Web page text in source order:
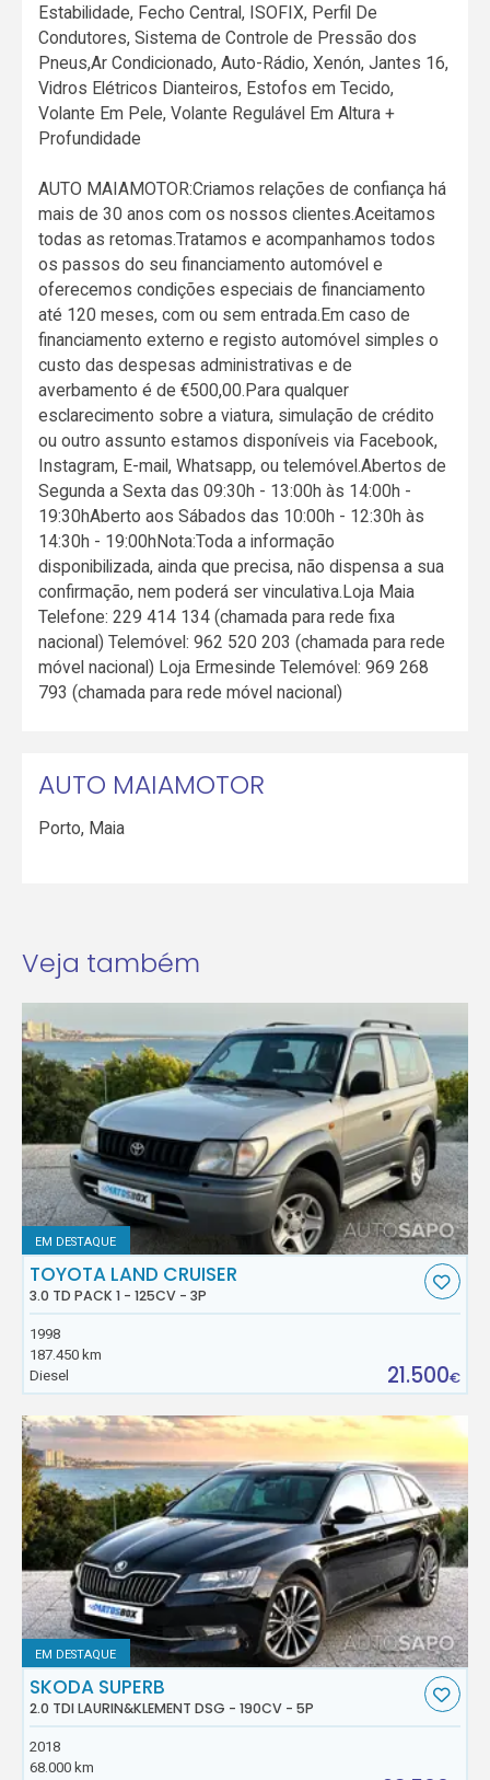
Estabilidade, Fecho Central, ISOFIX, Perfil De
Condutores, Sistema de Controle de Pressão dos
Pneus,Ar Condicionado, Auto-Rádio, Xenón, Jantes 16,
Vidros Elétricos Dianteiros, Estofos em Tecido,
Volante Em Pele, Volante Regulável Em Altura +
Profundidade
AUTO MAIAMOTOR:Criamos relações de confiança há
mais de 30 anos com os nossos clientes.Aceitamos
todas as retomas.Tratamos e acompanhamos todos
os passos do seu financiamento automóvel e
oferecemos condições especiais de financiamento
até 120 meses, com ou sem entrada.Em caso de
financiamento externo e registo automóvel simples o
custo das despesas administrativas e de
averbamento é de €500,00.Para qualquer
esclarecimento sobre a viatura, simulação de crédito
ou outro assunto estamos disponíveis via Facebook,
Instagram, E-mail, Whatsapp, ou telemóvel.Abertos de
Segunda a Sexta das 09:30h - 13:00h às 14:00h -
19:30hAberto aos Sábados das 10:00h - 12:30h às
14:30h - 19:00hNota:Toda a informação
disponibilizada, ainda que precisa, não dispensa a sua
confirmação, nem poderá ser vinculativa.Loja Maia
Telefone: 229 414 134 (chamada para rede fixa
nacional) Telemóvel: 962 520 203 (chamada para rede
móvel nacional) Loja Ermesinde Telemóvel: 969 268
793 (chamada para rede móvel nacional)
AUTO MAIAMOTOR
Porto, Maia
Veja também
EM DESTAQUE
TOYOTA LAND CRUISER
3.0 TD PACK 1 - 125CV - 3P
1998
187.450 km
Diesel
21.500€
EM DESTAQUE
SKODA SUPERB
2.0 TDI LAURIN&KLEMENT DSG - 190CV - 5P
2018
68.000 km